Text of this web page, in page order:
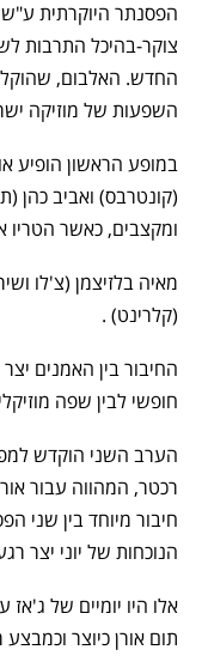
צוקר-בהיכל התרבות
החדש. האלבום,
השפעות של מוזיקה
במופע הראשון הופיע
(קונטרבס) ואביב כהן
ומקצבים, כאשר הטריו
מאיה בלזיצמן (צ'לו
(קלרינט) .
החיבור בין האמנים
חופשי לבין שפה
הערב השני הוקדש
רכטר, המהווה עבור
חיבור מיוחד בין שני
הנוכחות של יוני יצר
אלו היו יומיים של ג'אז
תום אורן כיוצר